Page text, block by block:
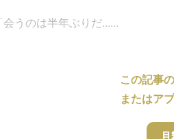
会うのは半年ぶりだ......
この記事
またはア